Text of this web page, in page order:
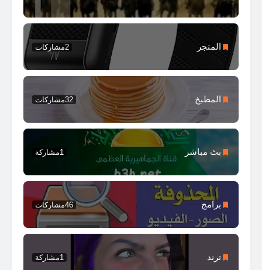
المتجر 2مشاركات
المطبخ 32مشاركات
بث مباشر 1مشاركة
برامج 46مشاركات
ترند 1مشاركة